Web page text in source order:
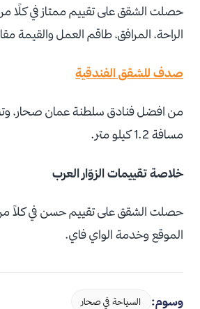
حصلت الشقق على تقييم ممتاز في كلًا من
الراحة، المرافق، طاقم العمل والقيمة
صدف للشقق الفندقية
من افضل فنادق سلطنة عمان صحار،
مسافة 1.2 كيلو متر.
خلاصة تقييمات الزوّار العرب
حصلت الشقق على تقييم حسن في كلاً
الموقع وخدمة الواي فاي.
وسوم: السياحة في صحار